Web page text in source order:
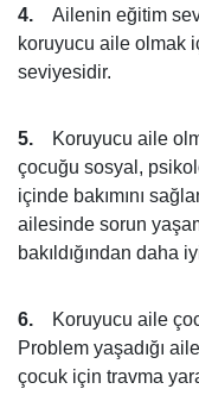
4.
Ailenin eğitim
koruyucu aile olmak
seviyesidir.
5.
Koruyucu aile
çocuğu sosyal,
içinde bakımını
ailesinde sorun
bakıldığından daha
6.
Koruyucu aile
Problem yaşadığı
çocuk için travma